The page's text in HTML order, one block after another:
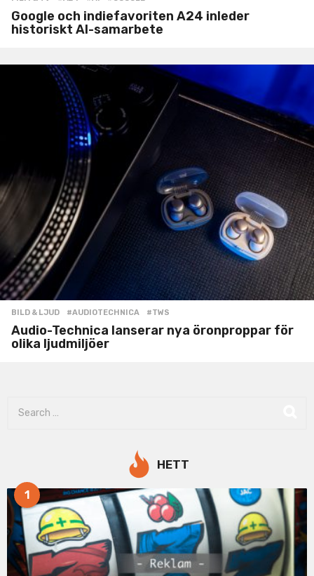
Google och indiefavoriten A24 inleder
historiskt AI-samarbete
BILD & LJUD #AUDIOTECHNICA ,#TWS
Audio-Technica lanserar nya öronproppar för
olika ljudmiljöer
o
HETT
1